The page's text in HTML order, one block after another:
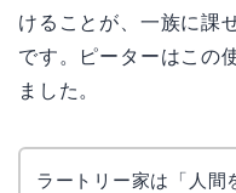
けることが、一族に課
です。ピーターはこの
ました。
ラートリー家は「人間